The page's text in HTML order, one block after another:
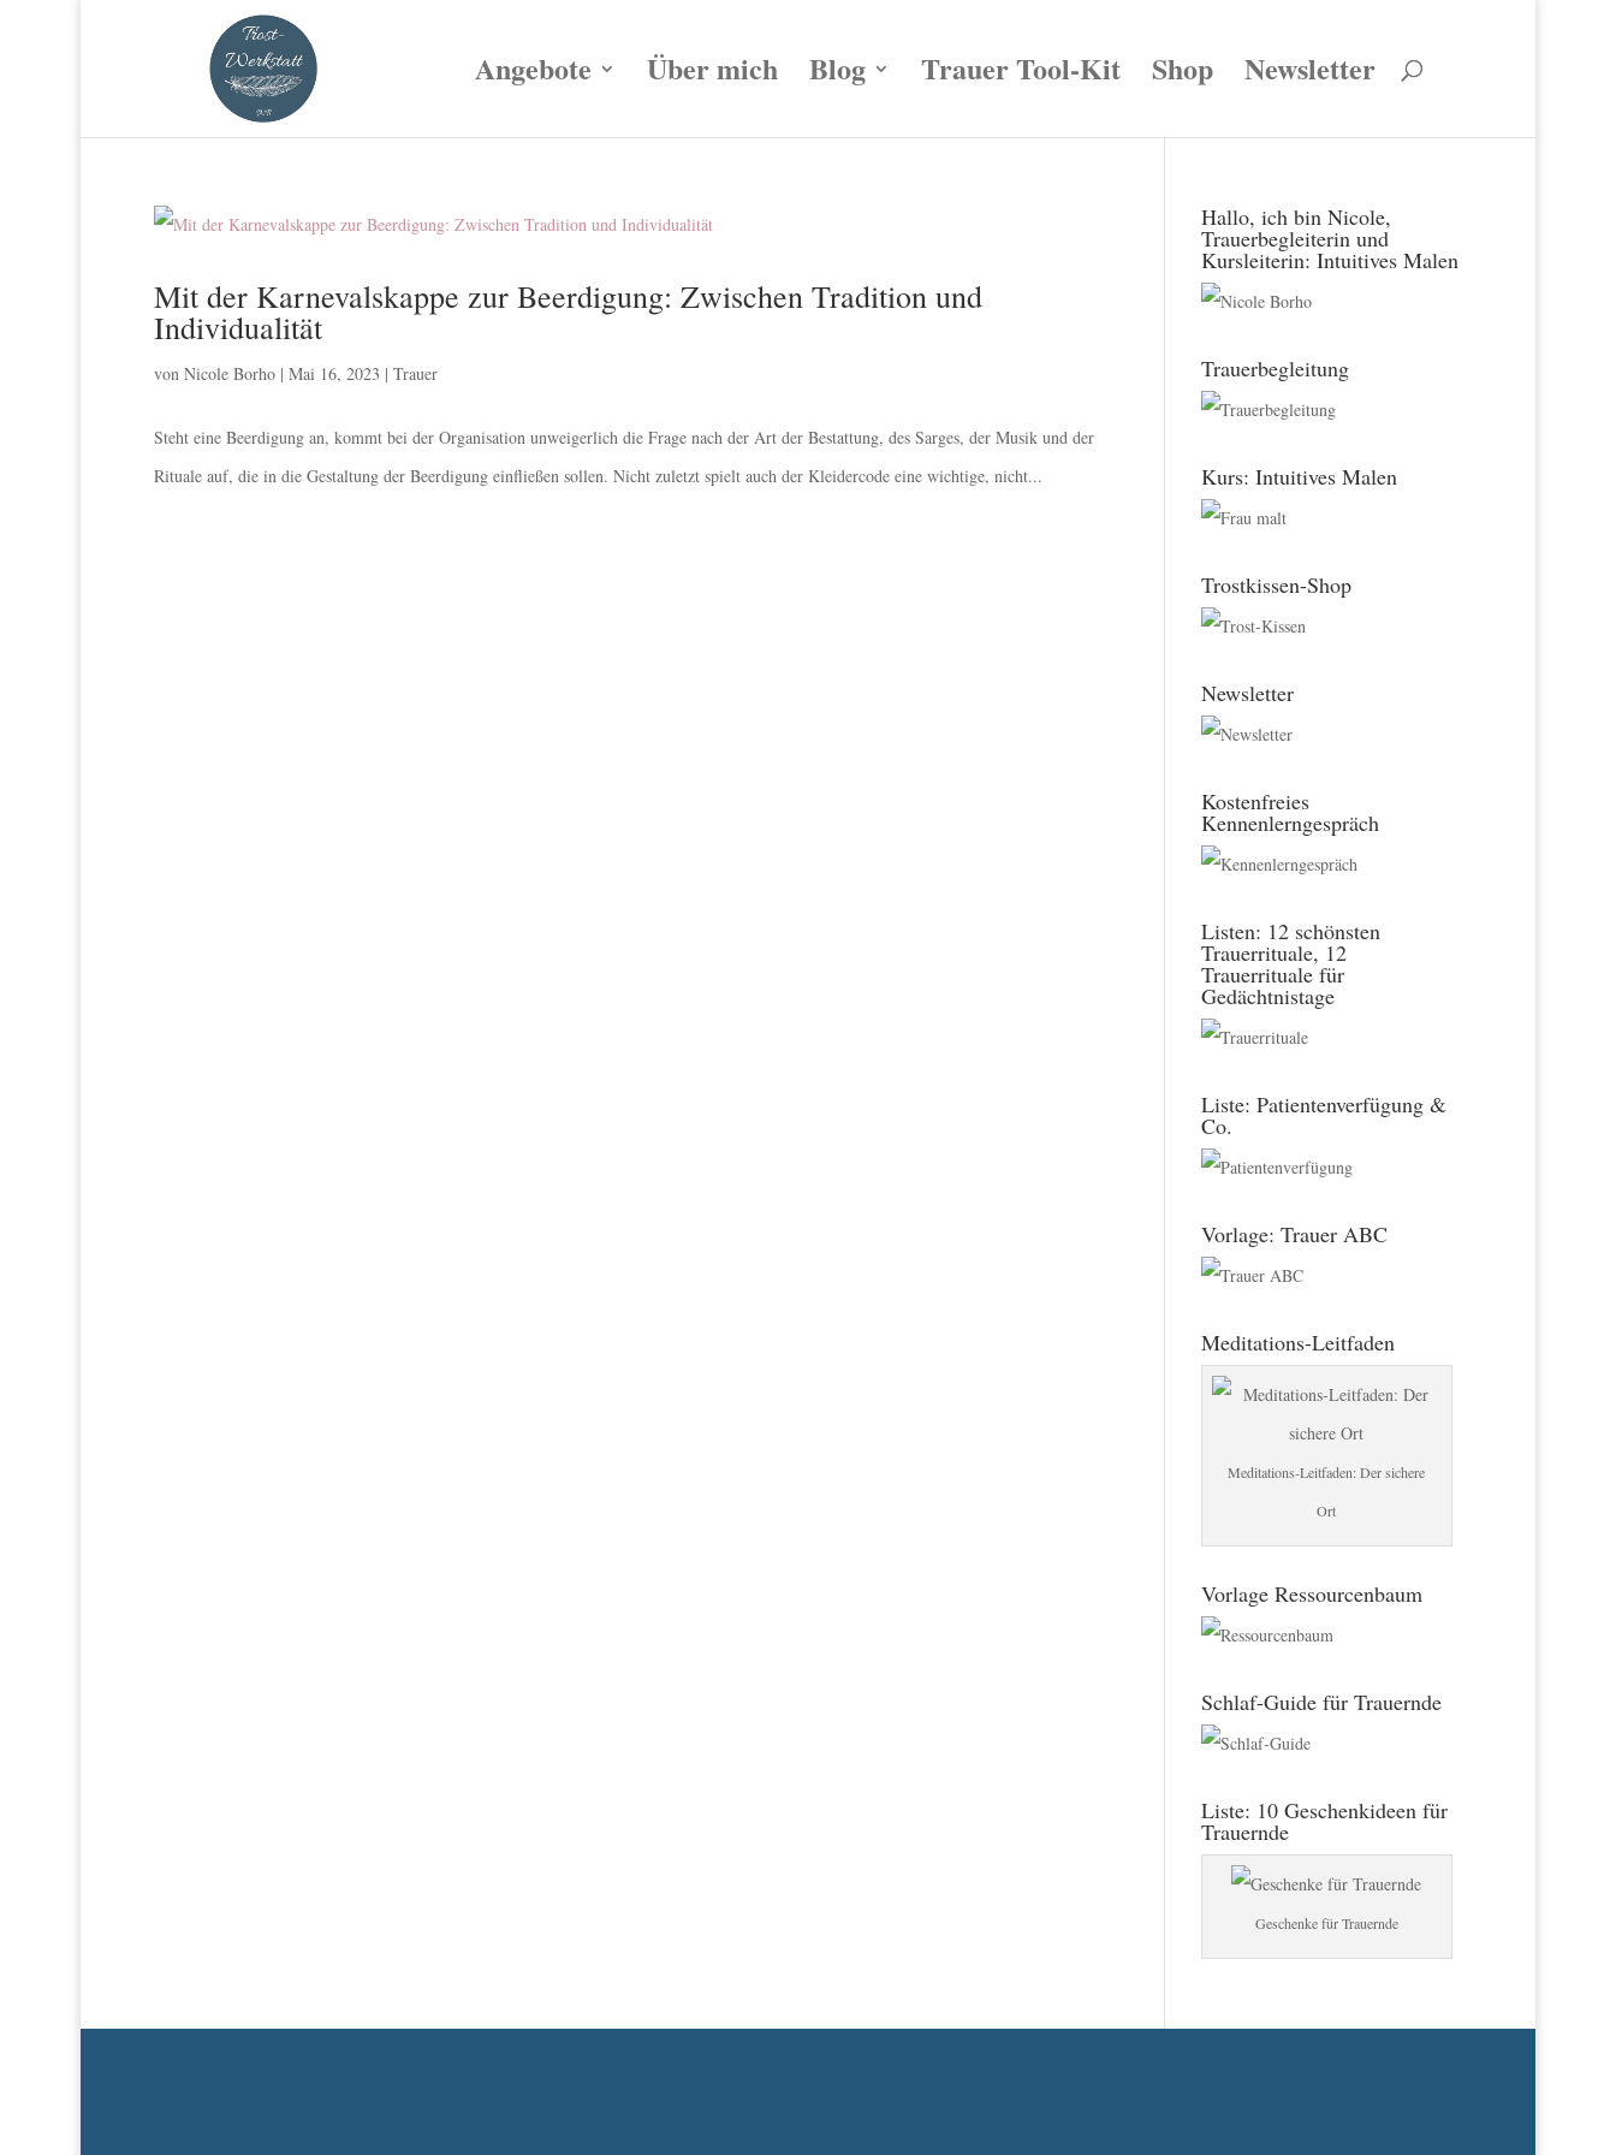
Angebote Über mich Blog Trauer Tool-Kit Shop Newsletter
Mit der Karnevalskappe zur Beerdigung: Zwischen Tradition und
Individualität
von Nicole Borho| Mai 16, 2023 | Trauer
Steht eine Beerdigung an, kommt bei der Organisation unweigerlich die Frage nach der Art der Bestattung, des Sarges, der Musik und der
Rituale auf, die in die Gestaltung der Beerdigung einfließen sollen. Nicht zuletzt spielt auch der Kleidercode eine wichtige, nicht...
Hallo, ich bin Nicole,
Trauerbegleiterin und
Kursleiterin: Intuitives Malen
Trauerbegleitung
Kurs: Intuitives Malen
Trostkissen-Shop
Newsletter
Kostenfreies
Kennenlerngespräch
Listen: 12 schönsten
Trauerrituale, 12
Trauerrituale für
Gedächtnistage
Liste: Patientenverfügung &
Co.
Vorlage: Trauer ABC
Meditations-Leitfaden
Meditations-Leitfaden: Der sichere
Ort
Vorlage Ressourcenbaum
Schlaf-Guide für Trauernde
Liste: 10 Geschenkideen für
Trauernde
Geschenke für Trauernde